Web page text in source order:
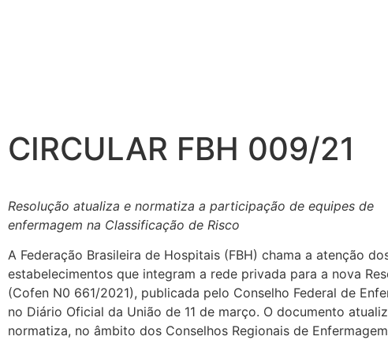
CIRCULAR FBH 009/21
Resolução atualiza e normatiza a participação de equipes de
enfermagem na Classificação de Risco
A Federação Brasileira de Hospitais (FBH) chama a atenção
estabelecimentos que integram a rede privada para a nova
(Cofen N0 661/2021), publicada pelo Conselho Federal de
no Diário Oficial da União de 11 de março. O documento
normatiza, no âmbito dos Conselhos Regionais de